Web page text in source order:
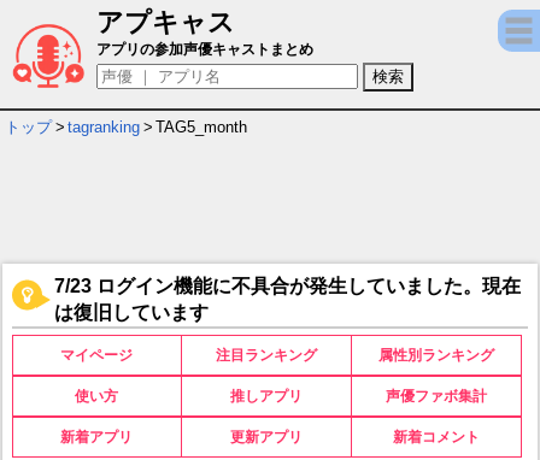
アプキャス
カッコいいゲームキャラ・声優 月間ランキ
アプリの参加声優キャストまとめ
トップ > tagranking > TAG5_month
7/23 ログイン機能に不具合が発生していました。現在
は復旧しています
マイページ 注目ランキング 属性別ランキング
使い方 推しアプリ 声優ファボ集計
新着アプリ 更新アプリ 新着コメント